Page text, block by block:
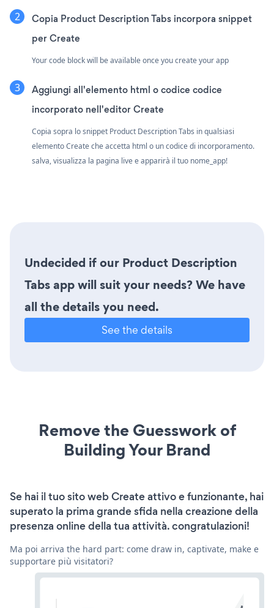
Copia Product Description Tabs incorpora snippet
per Create
Your code block will be available once you create your app
Aggiungi all'elemento html o codice codice
incorporato nell'editor Create
Copia sopra lo snippet Product Description Tabs in qualsiasi
elemento Create che accetta html o un codice di incorporamento.
salva, visualizza la pagina live e apparirà il tuo nome_app!
Undecided if our Product Description
Tabs app will suit your needs? We have
all the details you need.
See the details
Remove the Guesswork of
Building Your Brand
Se hai il tuo sito web Create attivo e funzionante, hai
superato la prima grande sfida nella creazione della
presenza online della tua attività. congratulazioni!
Ma poi arriva the hard part: come draw in, captivate, make e
supportare più visitatori?